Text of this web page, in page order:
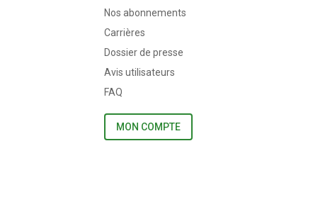
Nos abonnements
Carrières
Dossier de presse
Avis utilisateurs
FAQ
MON COMPTE